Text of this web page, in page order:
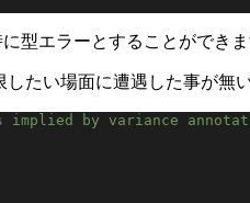
型エラーとすることができま
い場面に遭遇した事が無
by variance